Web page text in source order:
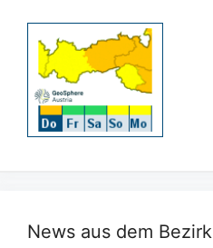
News aus dem Bezirk